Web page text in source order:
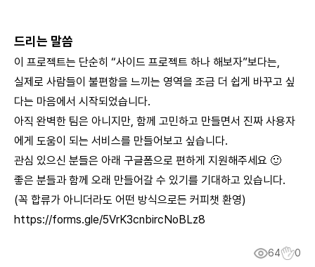
드리는 말씀
이 프로젝트는 단순히 “사이드 프로젝트 하나 해보자”보다는,
실제로 사람들이 불편함을 느끼는 영역을 조금 더 쉽게 바꾸고 싶
다는 마음에서 시작되었습니다.
아직 완벽한 팀은 아니지만, 함께 고민하고 만들면서 진짜 사용자
에게 도움이 되는 서비스를 만들어보고 싶습니다.
관심 있으신 분들은 아래 구글폼으로 편하게 지원해주세요 🙂
좋은 분들과 함께 오래 만들어갈 수 있기를 기대하고 있습니다.
(꼭 합류가 아니더라도 어떤 방식으로든 커피챗 환영)
https://forms.gle/5VrK3cnbircNoBLz8
64 0